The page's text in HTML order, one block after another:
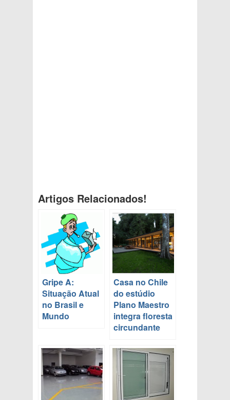
Artigos Relacionados!
Gripe A:
Situação Atual
no Brasil e
Mundo
Casa no Chile
do estúdio
Plano Maestro
integra floresta
circundante